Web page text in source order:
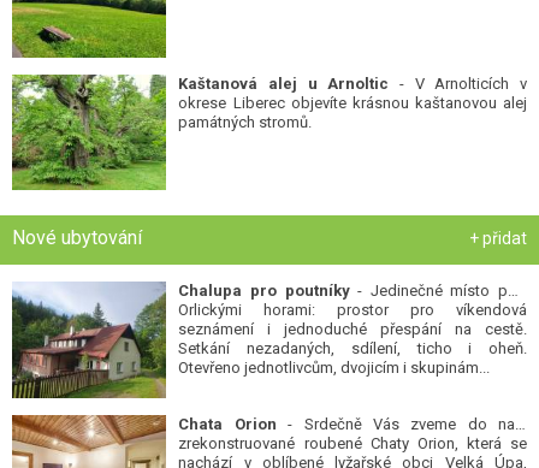
Kaštanová alej u Arnoltic - V Arnolticích v
okrese Liberec objevíte krásnou kaštanovou alej
památných stromů.
Nové ubytování + přidat
Chalupa pro poutníky- Jedinečné místo pod
Orlickými horami: prostor pro víkendová
seznámení i jednoduché přespání na cestě.
Setkání nezadaných, sdílení, ticho i oheň.
Otevřeno jednotlivcům, dvojicím i skupinám...
Chata Orion - Srdečně Vás zveme do naší
zrekonstruované roubené Chaty Orion, která se
nachází v oblíbené lyžařské obci Velká Úpa,